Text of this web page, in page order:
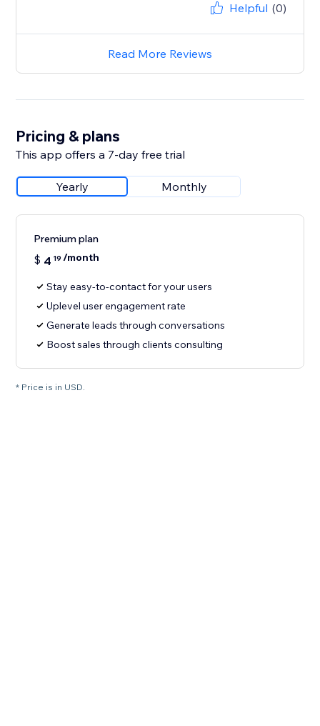
Helpful (0)
Read More Reviews
Pricing & plans
This app offers a 7-day free trial
Yearly Monthly
Premium plan
$ 4 19 /month
Stay easy-to-contact for your users
Uplevel user engagement rate
Generate leads through conversations
Boost sales through clients consulting
* Price is in USD.